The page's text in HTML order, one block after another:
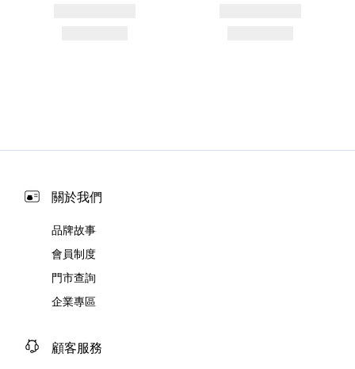
關於我們
品牌故事
會員制度
門市查詢
企業專區
顧客服務